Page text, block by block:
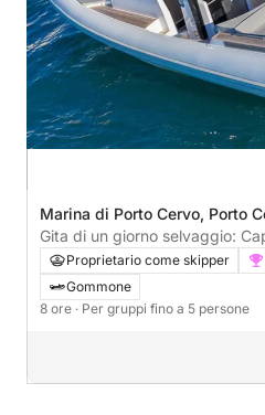
Marina di Porto Cervo, Porto
Gita di un giorno selvaggio:
SpargiProprietario come skipper
Gommone
8 ore · Per gruppi fino a 5 persone